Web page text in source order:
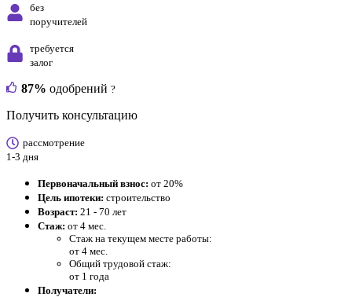
без
поручителей
требуется
залог
87% одобрений ?
Получить консультацию
рассмотрение
1-3 дня
Первоначальный взнос: от 20%
Цель ипотеки: строительство
Возраст: 21 - 70 лет
Стаж: от 4 мес.
Стаж на текущем месте работы:
от 4 мес.
Общий трудовой стаж:
от 1 года
Получатели: